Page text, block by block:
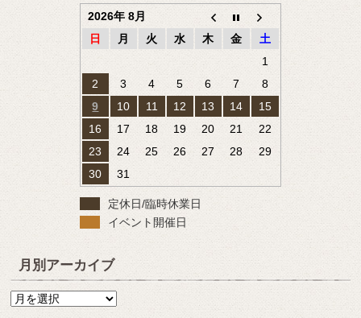
2026年 8月
日
月 火 水 木 金
土
1
2
3 4 5 6 7
8
9
10 11 12 13 14
15
16
17 18 19 20 21
22
23
24 25 26 27 28
29
30
31
定休日/臨時休業日
イベント開催日
月別アーカイブ
月